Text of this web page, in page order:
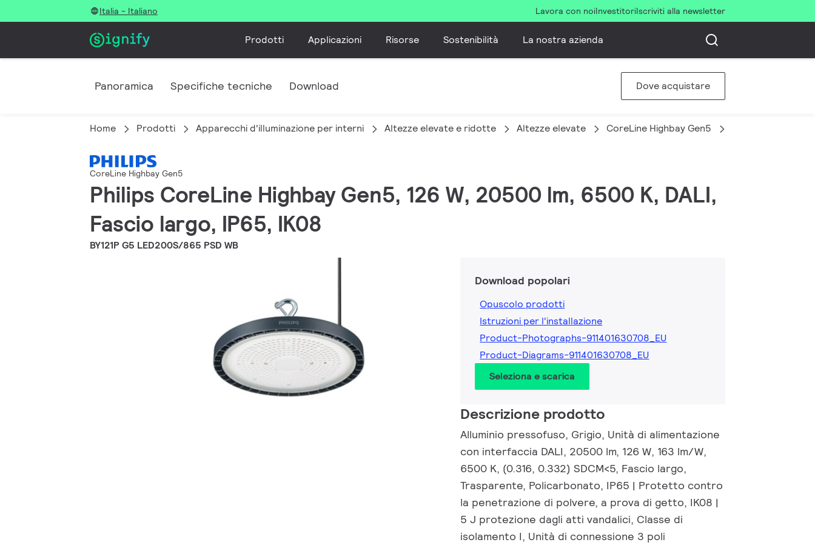
Italia - Italiano Lavora con noiInvestitoriIscriviti alla newsletter
Prodotti Applicazioni Risorse Sostenibilità La nostra azienda
Panoramica Specifiche tecniche Download Dove acquistare
Home Prodotti Apparecchi d'illuminazione per interni Altezze elevate e ridotte Altezze elevate CoreLine Highbay Gen5
CoreLine Highbay Gen5
Philips CoreLine Highbay Gen5, 126 W, 20500 lm, 6500 K, DALI,
Fascio largo, IP65, IK08
BY121P G5 LED200S/865 PSD WB
Download popolari
Opuscolo prodotti
Istruzioni per l'installazione
Product-Photographs-911401630708_EU
Product-Diagrams-911401630708_EU
Seleziona e scarica
Descrizione prodotto
Alluminio pressofuso, Grigio, Unità di alimentazione
con interfaccia DALI, 20500 lm, 126 W, 163 lm/W,
6500 K, (0.316, 0.332) SDCM<5, Fascio largo,
Trasparente, Policarbonato, IP65 | Protetto contro
la penetrazione di polvere, a prova di getto, IK08 |
5 J protezione dagli atti vandalici, Classe di
isolamento I, Unità di connessione 3 poli